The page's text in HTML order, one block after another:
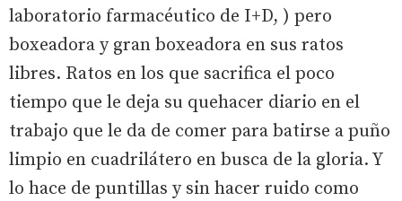
laboratorio farmacéutico de I+D, ) pero
boxeadora y gran boxeadora en sus ratos
libres. Ratos en los que sacrifica el poco
tiempo que le deja su quehacer diario en el
trabajo que le da de comer para batirse a puño
limpio en cuadrilátero en busca de la gloria. Y
lo hace de puntillas y sin hacer ruido como